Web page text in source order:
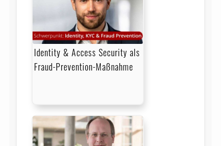
Identity & Access Security als
Fraud-Prevention-Maßnahme